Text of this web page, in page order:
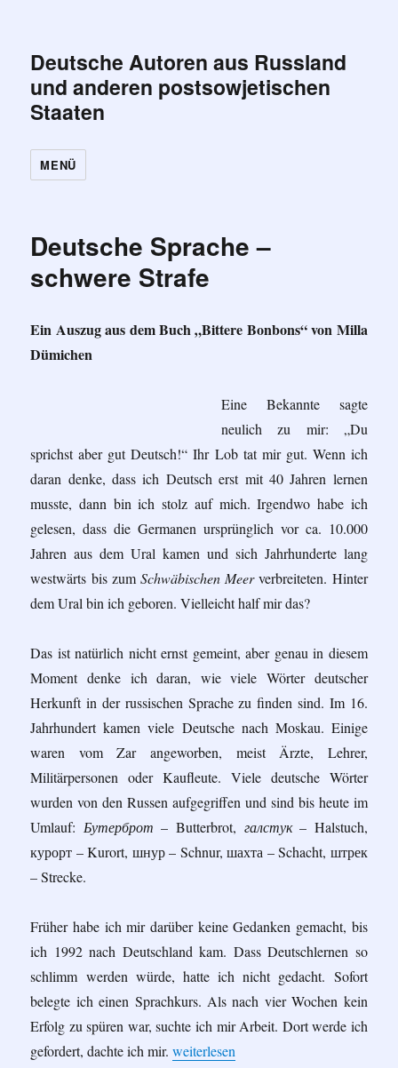
Deutsche Autoren aus Russland
und anderen postsowjetischen
Staaten
MENÜ
Deutsche Sprache –
schwere Strafe
Ein Auszug aus dem Buch „Bittere Bonbons“ von Milla
Dümichen
Eine Bekannte sagte
neulich zu mir: „Du
sprichst aber gut Deutsch!“ Ihr Lob tat mir gut. Wenn ich
daran denke, dass ich Deutsch erst mit 40 Jahren lernen
musste, dann bin ich stolz auf mich. Irgendwo habe ich
gelesen, dass die Germanen ursprünglich vor ca. 10.000
Jahren aus dem Ural kamen und sich Jahrhunderte lang
westwärts bis zum Schwäbischen Meerverbreiteten. Hinter
dem Ural bin ich geboren. Vielleicht half mir das?
Das ist natürlich nicht ernst gemeint, aber genau in diesem
Moment denke ich daran, wie viele Wörter deutscher
Herkunft in der russischen Sprache zu finden sind. Im 16.
Jahrhundert kamen viele Deutsche nach Moskau. Einige
waren vom Zar angeworben, meist Ärzte, Lehrer,
Militärpersonen oder Kaufleute. Viele deutsche Wörter
wurden von den Russen aufgegriffen und sind bis heute im
Umlauf: Бутерброт – Butterbrot, галстук– Halstuch,
курорт – Kurort, шнур – Schnur, шахта – Schacht, штрек
– Strecke.
Früher habe ich mir darüber keine Gedanken gemacht, bis
ich 1992 nach Deutschland kam. Dass Deutschlernen so
schlimm werden würde, hatte ich nicht gedacht. Sofort
belegte ich einen Sprachkurs. Als nach vier Wochen kein
Erfolg zu spüren war, suchte ich mir Arbeit. Dort werde ich
gefordert, dachte ich mir.„Deutsche Sprache – schwere Strafe“
weiterlesen